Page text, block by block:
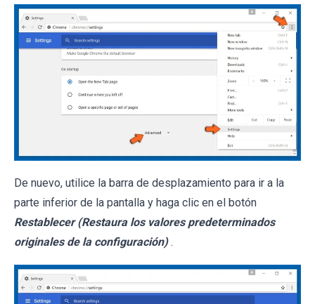
De nuevo, utilice la barra de desplazamiento para ir a la
parte inferior de la pantalla y haga clic en el botón
Restablecer (Restaura los valores predeterminados
originales de la configuración) .